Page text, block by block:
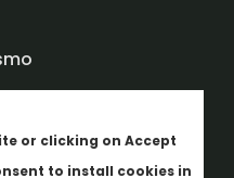
or clicking on Accept
to install cookies in